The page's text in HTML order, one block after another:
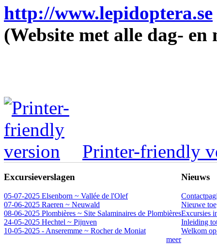
http://www.lepidoptera.se
(Website met alle dag-
Printer-friendly
Excursieverslagen
05-07-2025 Elsenborn ~ Vallée de l'Olef
07-06-2025 Raeren ~ Neuwald
08-06-2025 Plombières ~ Site Salaminaires de Plombières
24-05-2025 Hechtel ~ Pijnven
10-05-2025 - Anseremme ~ Rocher de Moniat
meer
Nieuws
Nieuwe
Excursies
Inleiding
Welkom